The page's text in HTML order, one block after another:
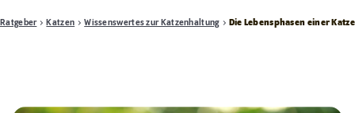
Ratgeber Katzen Wissenswertes zur Katzenhaltung Die Lebensphasen einer Katze